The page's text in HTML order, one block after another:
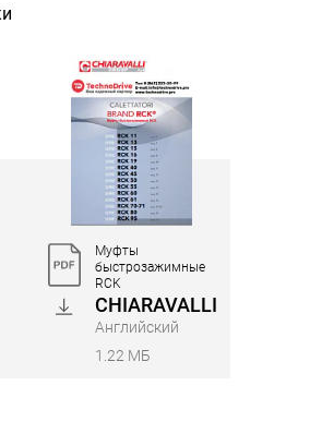
Муфты
быстрозажимные
RCK
CHIARAVALLI
Английский
1.22 МБ